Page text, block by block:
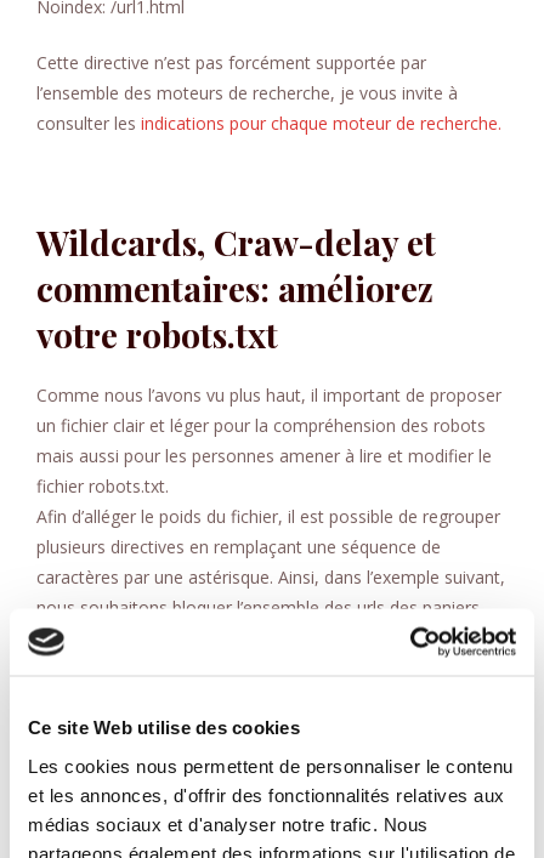
Ce site Web utilise des cookies
Les cookies nous permettent de personnaliser le contenu
et les annonces, d'offrir des fonctionnalités relatives aux
médias sociaux et d'analyser notre trafic. Nous
partageons également des informations sur l'utilisation de
Noindex: /url1.html
Cette directive n’est pas forcément supportée par
l’ensemble des moteurs de recherche, je vous invite à
consulter les indications pour chaque moteur de recherche.
Wildcards, Craw-delay et
commentaires: améliorez
votre robots.txt
Comme nous l’avons vu plus haut, il important de proposer
un fichier clair et léger pour la compréhension des robots
mais aussi pour les personnes amener à lire et modifier le
fichier robots.txt.
Afin d’alléger le poids du fichier, il est possible de regrouper
plusieurs directives en remplaçant une séquence de
caractères par une astérisque. Ainsi, dans l’exemple suivant,
nous souhaitons bloquer l’ensemble des urls des paniers,
construites sur le modèle
(n°de la
Il vous suffit ainsi de placer la directive suivante:
Disallow: /order.php?id=*
Une autre fonctionnalité du fichier robots.txt est d’informer